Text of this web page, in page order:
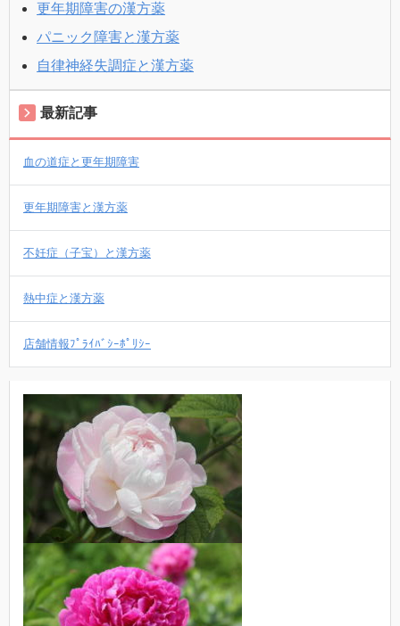
更年期障害の漢方薬
パニック障害と漢方薬
自律神経失調症と漢方薬
最新記事
血の道症と更年期障害
更年期障害と漢方薬
不妊症（子宝）と漢方薬
熱中症と漢方薬
店舗情報ﾌﾟﾗｲﾊﾞｼｰﾎﾟﾘｼｰ